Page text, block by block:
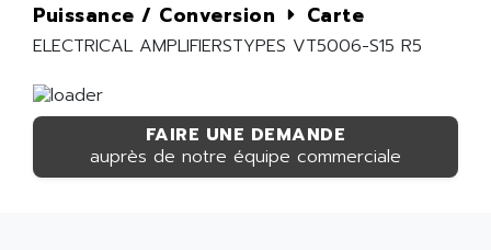
Puissance / Conversion
Carte
ELECTRICAL AMPLIFIERSTYPES VT5006-S15 R5
FAIRE UNE DEMANDE
auprès de notre équipe commerciale